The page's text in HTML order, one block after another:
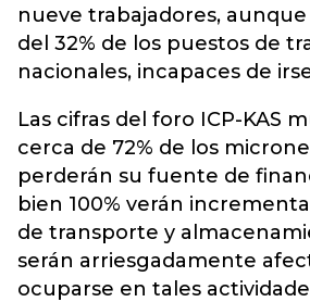
nueve trabajadores,
del 32% de los puestos de
nacionales, incapaces de
Las cifras del foro ICP-KAS
cerca de 72% de los
perderán su fuente de
bien 100% verán
de transporte y
serán arriesgadamente
ocuparse en tales